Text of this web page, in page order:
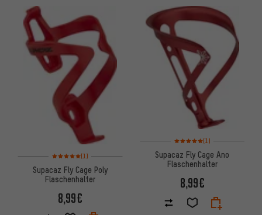
Bewertungen: 5 von 5 basierend auf 1 Bewertungen
(1)
Supacaz Fly Cage Poly
Flaschenhalter
8,99€
Bewertungen: 5 von 5
(1)
Supacaz Fly Cage Ano
Flaschenhalter
8,99€